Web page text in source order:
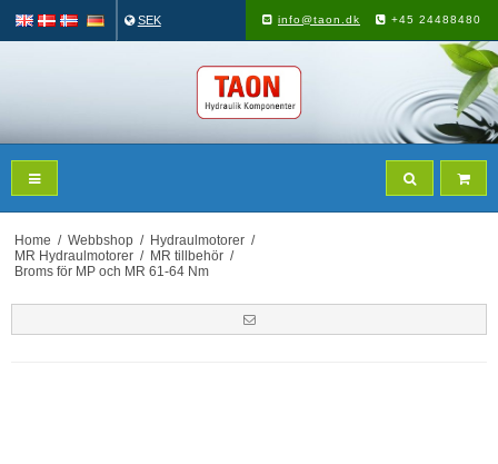
SEK info@taon.dk +45 24488480
Home / Webbshop / Hydraulmotorer /
MR Hydraulmotorer / MR tillbehör /
Broms för MP och MR 61-64 Nm